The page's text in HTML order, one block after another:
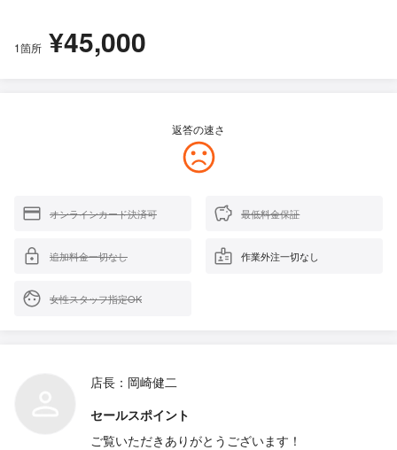
1箇所 ¥45,000
返答の速さ
オンラインカード決済可 最低料金保証
追加料金一切なし 作業外注一切なし
女性スタッフ指定OK
店長：岡崎健二
セールスポイント
ご覧いただきありがとうございます！